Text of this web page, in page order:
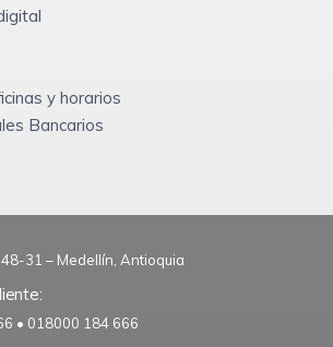
y horarios
Bancarios
48-31 – Medellín, Antioquia
• 018000 184 666